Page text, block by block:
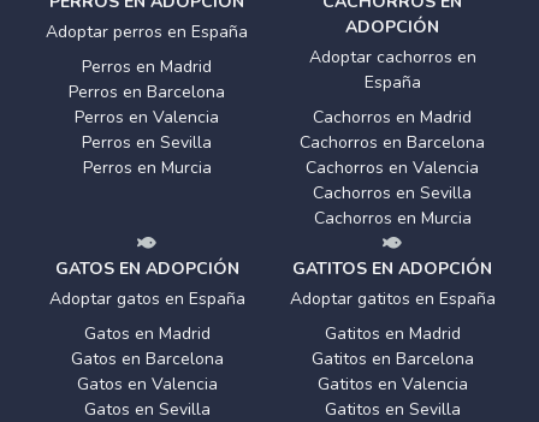
Adoptar perros en España
Perros en Madrid
Perros en Barcelona
Perros en Valencia
Perros en Sevilla
Perros en Murcia
ADOPCIÓN
Adoptar cachorros en
España
Cachorros en Madrid
Cachorros en Barcelona
Cachorros en Valencia
Cachorros en Sevilla
Cachorros en Murcia
GATOS EN ADOPCIÓN
Adoptar gatos en España
Gatos en Madrid
Gatos en Barcelona
Gatos en Valencia
Gatos en Sevilla
GATITOS EN ADOPCIÓN
Adoptar gatitos en España
Gatitos en Madrid
Gatitos en Barcelona
Gatitos en Valencia
Gatitos en Sevilla